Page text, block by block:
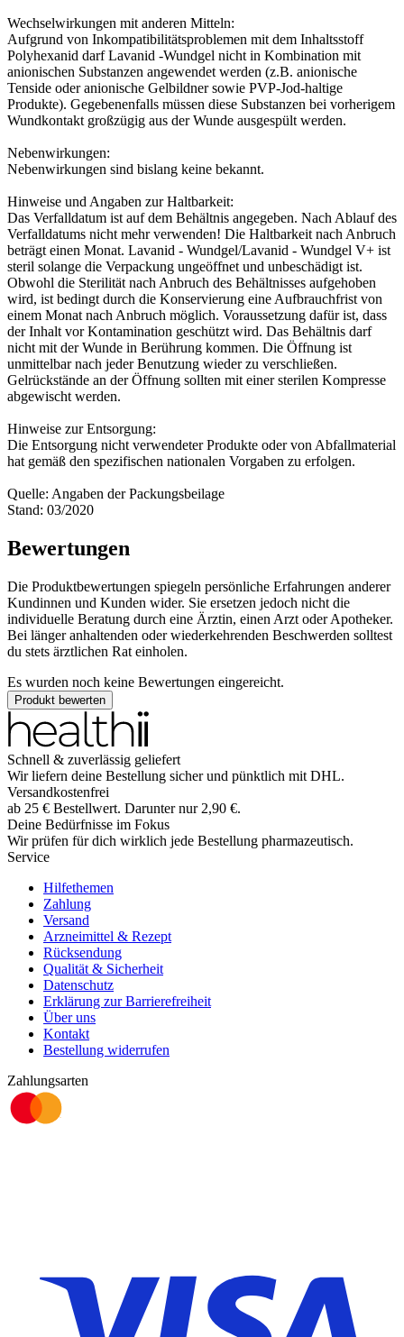
Wechselwirkungen mit anderen Mitteln:
Aufgrund von Inkompatibilitätsproblemen mit dem Inhaltsstoff
Polyhexanid darf Lavanid -Wundgel nicht in Kombination mit
anionischen Substanzen angewendet werden (z.B. anionische
Tenside oder anionische Gelbildner sowie PVP-Jod-haltige
Produkte). Gegebenenfalls müssen diese Substanzen bei vorherigem
Wundkontakt großzügig aus der Wunde ausgespült werden.
Nebenwirkungen:
Nebenwirkungen sind bislang keine bekannt.
Hinweise und Angaben zur Haltbarkeit:
Das Verfalldatum ist auf dem Behältnis angegeben. Nach Ablauf des
Verfalldatums nicht mehr verwenden! Die Haltbarkeit nach Anbruch
beträgt einen Monat. Lavanid - Wundgel/Lavanid - Wundgel V+ ist
steril solange die Verpackung ungeöffnet und unbeschädigt ist.
Obwohl die Sterilität nach Anbruch des Behältnisses aufgehoben
wird, ist bedingt durch die Konservierung eine Aufbrauchfrist von
einem Monat nach Anbruch möglich. Voraussetzung dafür ist, dass
der Inhalt vor Kontamination geschützt wird. Das Behältnis darf
nicht mit der Wunde in Berührung kommen. Die Öffnung ist
unmittelbar nach jeder Benutzung wieder zu verschließen.
Gelrückstände an der Öffnung sollten mit einer sterilen Kompresse
abgewischt werden.
Hinweise zur Entsorgung:
Die Entsorgung nicht verwendeter Produkte oder von Abfallmaterial
hat gemäß den spezifischen nationalen Vorgaben zu erfolgen.
Quelle: Angaben der Packungsbeilage
Stand: 03/2020
Bewertungen
Die Produktbewertungen spiegeln persönliche Erfahrungen anderer
Kundinnen und Kunden wider. Sie ersetzen jedoch nicht die
individuelle Beratung durch eine Ärztin, einen Arzt oder Apotheker.
Bei länger anhaltenden oder wiederkehrenden Beschwerden solltest
du stets ärztlichen Rat einholen.
Es wurden noch keine Bewertungen eingereicht.
Produkt bewerten
Schnell & zuverlässig geliefert
Wir liefern deine Bestellung sicher und pünktlich mit DHL.
Versandkostenfrei
ab 25 € Bestellwert. Darunter nur 2,90 €.
Deine Bedürfnisse im Fokus
Wir prüfen für dich wirklich jede Bestellung pharmazeutisch.
Service
Hilfethemen
Zahlung
Versand
Arzneimittel & Rezept
Rücksendung
Qualität & Sicherheit
Datenschutz
Erklärung zur Barrierefreiheit
Über uns
Kontakt
Bestellung widerrufen
Zahlungsarten